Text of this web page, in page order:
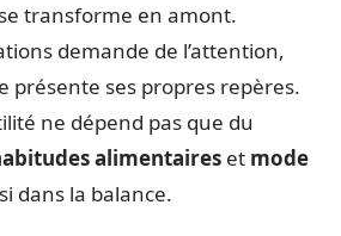
transforme en amont.
demande de l’attention,
présente ses propres repères.
ne dépend pas que du
alimentaires et mode
dans la balance.